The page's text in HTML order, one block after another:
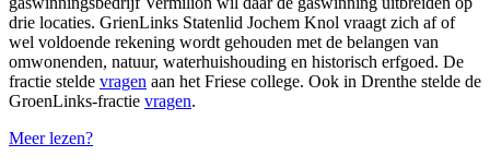
drie locaties. GrienLinks Statenlid Jochem Knol vraagt zich af of
wel voldoende rekening wordt gehouden met de belangen van
omwonenden, natuur, waterhuishouding en historisch erfgoed. De
fractie stelde vragen aan het Friese college. Ook in Drenthe stelde de
GroenLinks-fractie vragen.
Meer lezen?